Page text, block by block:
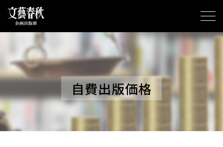
自費出版価格